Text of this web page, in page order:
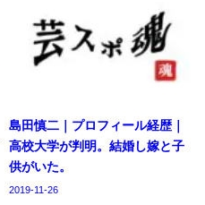
島田慎二｜プロフィール経歴｜
高校大学が判明。結婚し嫁と子
供がいた。
2019-11-26